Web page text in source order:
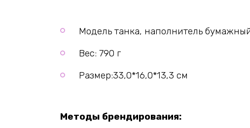
Модель танка, наполнитель
Вес: 790 г
Размер:33,0*16,0*13,3 см
Методы брендирования: